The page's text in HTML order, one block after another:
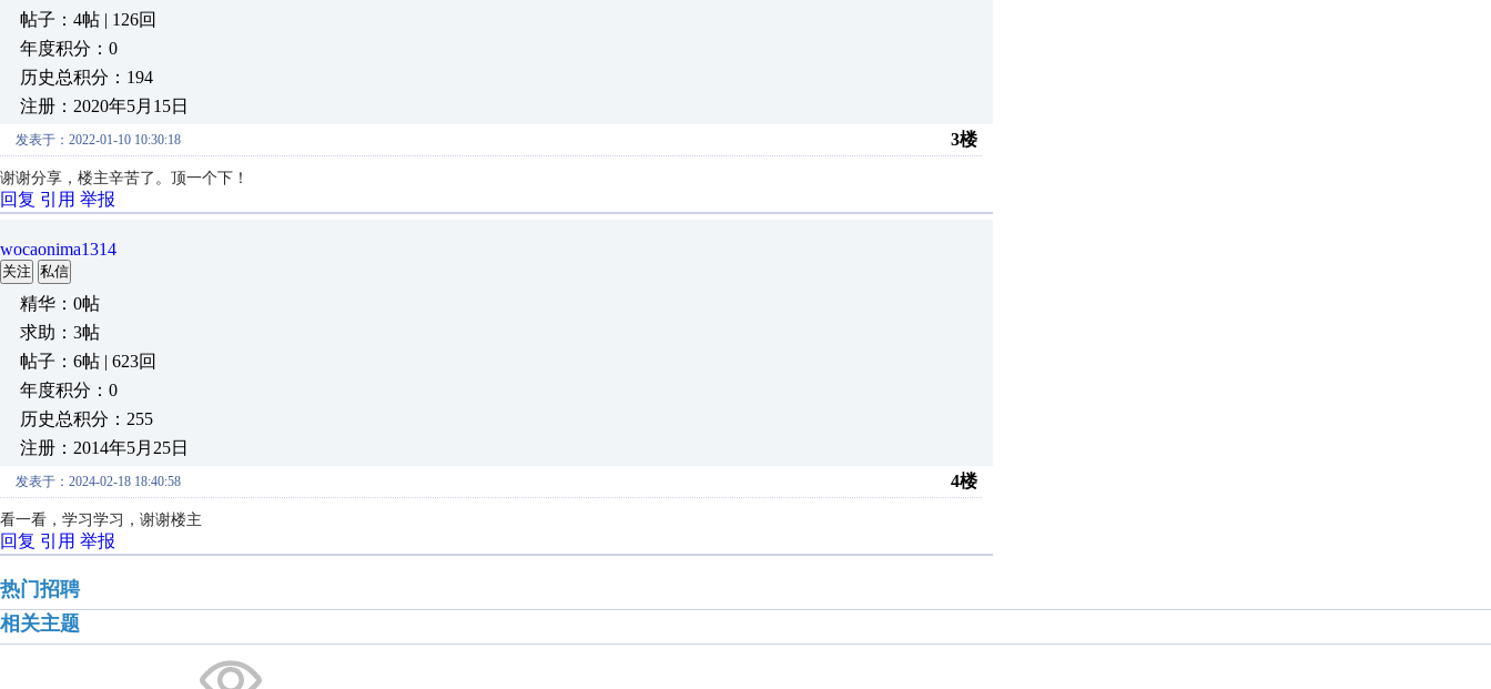
帖子：4帖 | 126回
年度积分：0
历史总积分：194
注册：2020年5月15日
发表于：2022-01-10 10:30:18 3楼
谢谢分享，楼主辛苦了。顶一个下！
回复 引用 举报
wocaonima1314
关注 私信
精华：0帖
求助：3帖
帖子：6帖 | 623回
年度积分：0
历史总积分：255
注册：2014年5月25日
发表于：2024-02-18 18:40:58 4楼
看一看，学习学习，谢谢楼主
回复 引用 举报
热门招聘
相关主题